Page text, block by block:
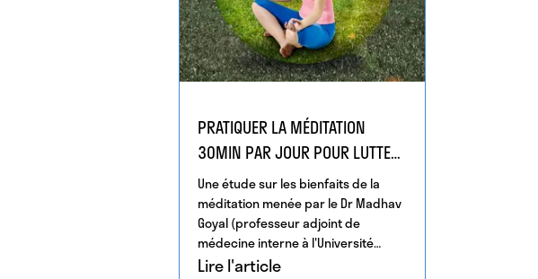
PRATIQUER LA MÉDITATION
30MIN PAR JOUR POUR LUTTER
CONTRE LA DÉPRESSION ET
L’ANXIÉTÉ
Une étude sur les bienfaits de la
méditation menée par le Dr Madhav
Goyal (professeur adjoint de
médecine interne à l'Université
Johns Hopkins) démontre que […]
Lire l'article